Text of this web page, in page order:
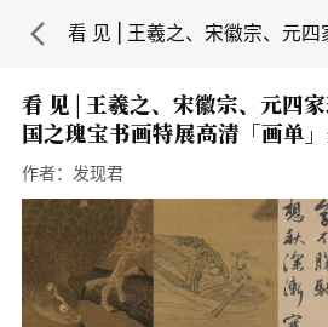
看 见 | 王羲之、宋徽宗、元四
国之瑰宝书画特展高清「画单」
作者： 发现君